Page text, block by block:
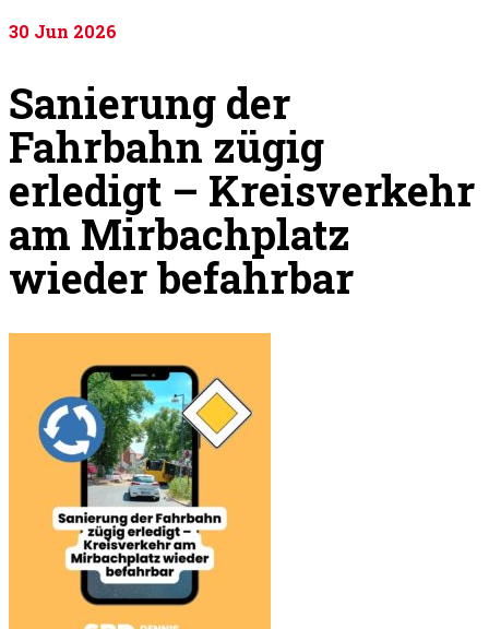
30 Jun 2026
Sanierung der
Fahrbahn zügig
erledigt – Kreisverkehr
am Mirbachplatz
wieder befahrbar